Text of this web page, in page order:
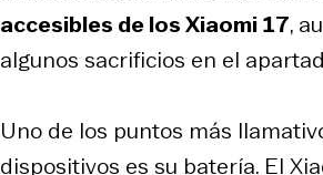
accesibles de los Xiaomi 17,
algunos sacrificios en el
Uno de los puntos más
dispositivos es su batería. El